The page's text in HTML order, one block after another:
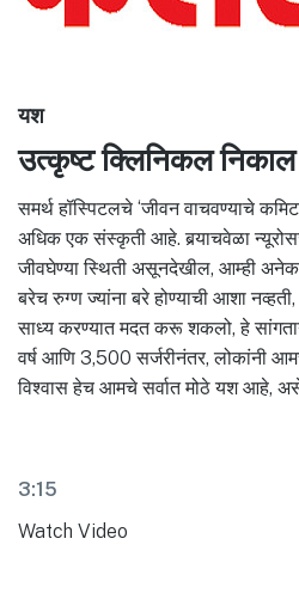
यश
उत्कृष्ट क्लिनिकल निकाल
समर्थ हॉस्पिटलचे ‘जीवन वाचवण्याचे
अधिक एक संस्कृती आहे. बर्‍याचवेळा
जीवघेण्या स्थिती असूनदेखील, आम्ही
बरेच रुग्ण ज्यांना बरे होण्याची आशा
साध्य करण्यात मदत करू शकलो, हे
वर्ष आणि 3,500 सर्जरीनंतर, लोकांनी
विश्वास हेच आमचे सर्वात मोठे यश आहे,
3:15
Watch Video